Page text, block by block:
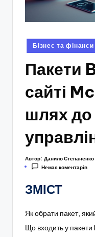
Опубліковано
у
Бізнес та фінанси
Пакети
сайті
шлях до
Автор: Данило Степаненко
Немає коментарів
ЗМІСТ
Як обрати пакет,
Що входить у пакети